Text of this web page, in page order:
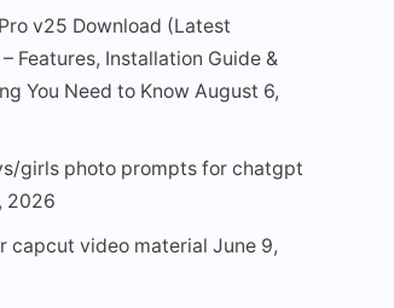
v25 Download (Latest
Features, Installation Guide &
You Need to Know August 6,
girls photo prompts for chatgpt
2026
capcut video material June 9,